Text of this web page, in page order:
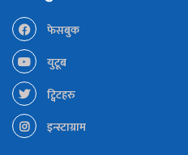
फेसबुक
युटूब
ट्विटहरु
इन्स्टाग्राम